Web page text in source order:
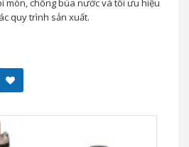
mòn, chống búa nước và tối ưu hiệu
quy trình sản xuất.